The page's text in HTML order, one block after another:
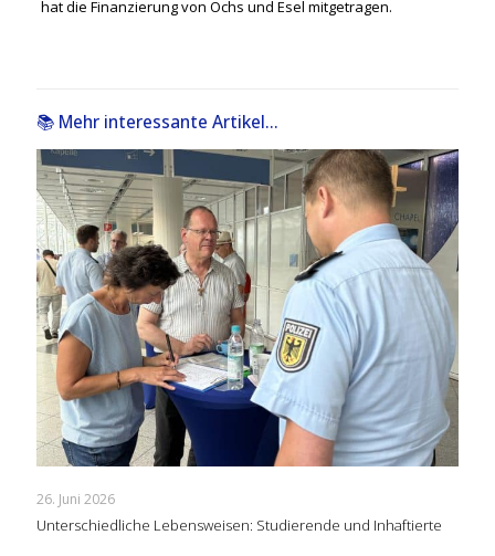
hat die Finanzierung von Ochs und Esel mitgetragen.
📚 Mehr interessante Artikel...
26. Juni 2026
Unterschiedliche Lebensweisen: Studierende und Inhaftierte